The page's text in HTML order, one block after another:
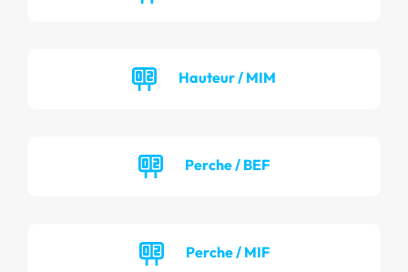
Hauteur / MIM
Perche / BEF
Perche / MIF